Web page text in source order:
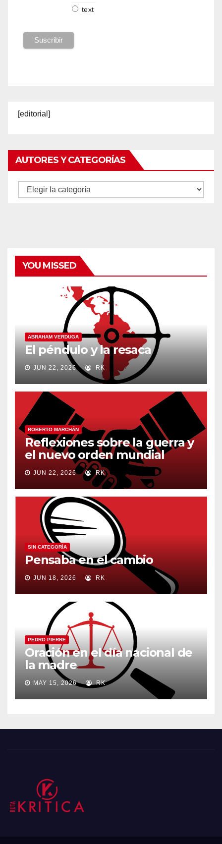
text
[editorial]
AUTORES Y CATEGORÍAS
Autores
YOU MISSED
ABRAHAM VERDUGA
El péndulo y la resaca
JUN 22, 2026 RK
ROBERTO MARCHÁN
Reflexiones sobre la guerra y
el nuevo orden mundial
JUN 22, 2026 RK
SIN CATEGORÍA
Pensaba en el cambio
JUN 18, 2026 RK
PEDRO PIERRE
Oración en el día nacional de
la madre
MAY 15, 2026 RK